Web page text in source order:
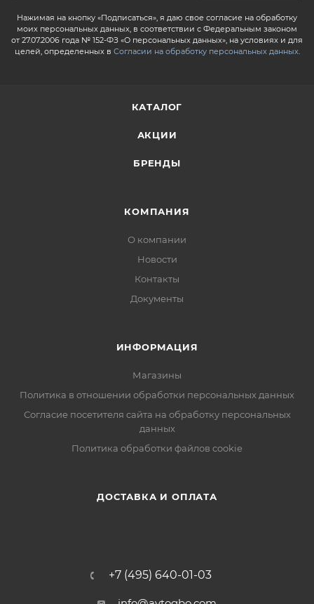
Нажимая на кнопку «Подписаться», я даю свое согласие на обработку
моих персональных данных, в соответствии с Федеральным законом
от 27.07.2006 года № 152-ФЗ «О персональных данных», на условиях и для
целей, определенных в Согласии на обработку персональных данных.
КАТАЛОГ
АКЦИИ
БРЕНДЫ
КОМПАНИЯ
О компании
Новости
Контакты
Документы
ИНФОРМАЦИЯ
Магазины
Политика в отношении обработки персональных данных
Согласие посетителя сайта на обработку персональных
данных
Политика обработки файлов cookie
ДОСТАВКА И ОПЛАТА
+7 (495) 640-01-03